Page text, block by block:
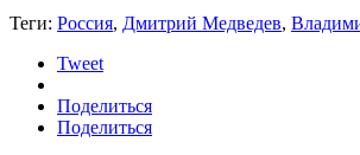
Теги: Россия, Дмитрий Медведев,
Tweet
Поделиться
Поделиться